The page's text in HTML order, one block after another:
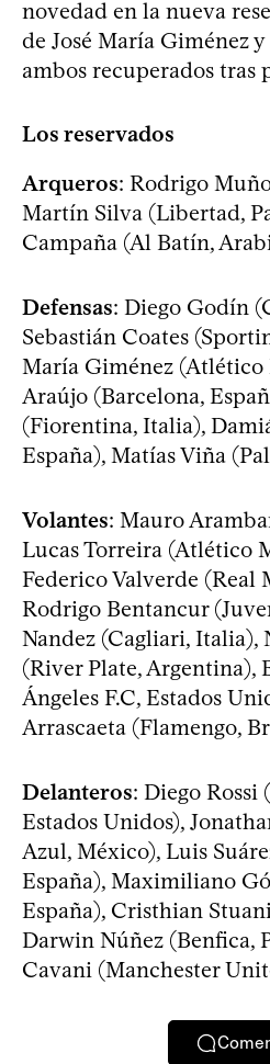
novedad en la nueva
de José María Giménez
ambos recuperados tras
Los reservados
Arqueros: Rodrigo
Martín Silva (Libertad,
Campaña (Al Batín,
Defensas: Diego Godín
Sebastián Coates
María Giménez
Araújo (Barcelona,
(Fiorentina, Italia),
España), Matías Viña
Volantes: Mauro
Lucas Torreira (Atlético
Federico Valverde (Real
Rodrigo Bentancur
Nandez (Cagliari, Italia),
(River Plate, Argentina),
Ángeles F.C, Estados
Arrascaeta (Flamengo,
Delanteros: Diego Rossi
Estados Unidos),
Azul, México), Luis
España), Maximiliano
España), Cristhian
Darwin Núñez (Benfica,
Cavani (Manchester